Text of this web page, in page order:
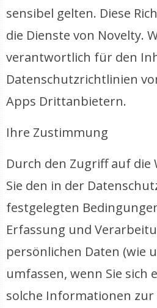
sensibel gelten. Diese
die Dienste von Novelty.
verantwortlich für den
Datenschutzrichtlinien
Apps Drittanbietern.
Ihre Zustimmung
Durch den Zugriff auf die
Sie den in der
festgelegten
Erfassung und
persönlichen Daten (wie
umfassen, wenn Sie sich
solche Informationen